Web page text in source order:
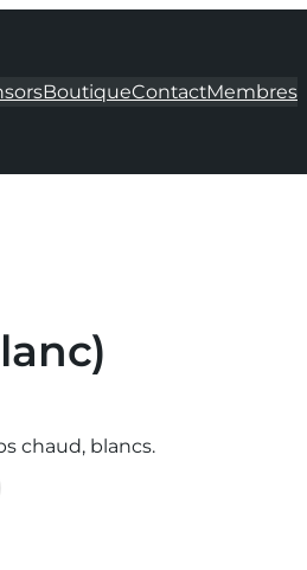
BoutiqueContactMembres
chaud, blancs.